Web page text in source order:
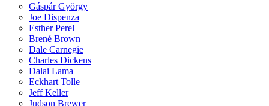
Gáspár György
Joe Dispenza
Esther Perel
Brené Brown
Dale Carnegie
Charles Dickens
Dalai Lama
Eckhart Tolle
Jeff Keller
Judson Brewer